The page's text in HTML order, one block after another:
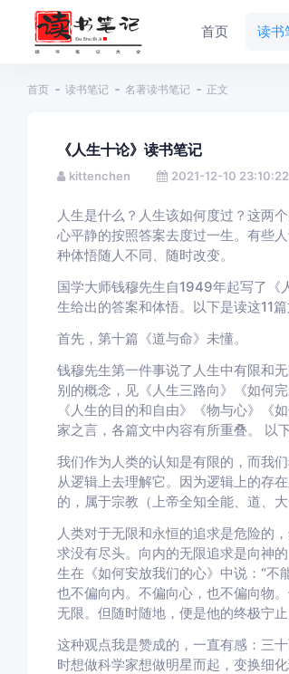
首页 读书
首页 读书笔记 名著读书笔记 正文
《人生十论》读书笔记
kittenchen 2021-12-10 23:10:22
人生是什么？人生该如何度过？这两
心平静的按照答案去度过一生。有些
种体悟随人不同、随时改变。
国学大师钱穆先生自1949年起写了《
生给出的答案和体悟。以下是读这11
首先，第十篇《道与命》未懂。
钱穆先生第一件事说了人生中有限和
别的概念，见《人生三路向》《如何
《人生的目的和自由》《物与心》《
家之言，各篇文中内容有所重叠。 以
我们作为人类的认知是有限的，而我
从逻辑上去理解它。因为逻辑上的存
的，属于宗教（上帝全知全能、道、
人类对于无限和永恒的追求是危险的
求没有尽头。向内的无限追求是向神
生在《如何安放我们的心》中说：“不
也不偏向内。不偏向心，也不偏向物
无限。但随时随地，便是他的终极宁止
这种观点我是赞成的，一直有感：三
时想做科学家想做明星而起，变换细